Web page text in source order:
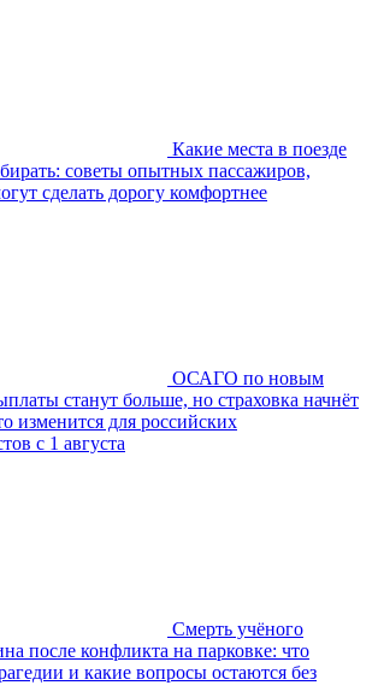
Какие места в поезде
советы опытных пассажиров,
сделать дорогу комфортнее
ОСАГО по новым
станут больше, но страховка начнёт
изменится для российских
с 1 августа
Смерть учёного
после конфликта на парковке: что
и какие вопросы остаются без